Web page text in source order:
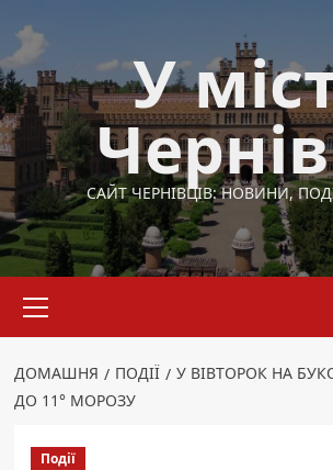
до
вмісту
У
САЙТ ЧЕРНІВЦІВ: НОВИНИ,
меню
ДОМАШНЯ ПОДІЇ
У ВІВТОРОК НА
ДО 11° МОРОЗУ
Події